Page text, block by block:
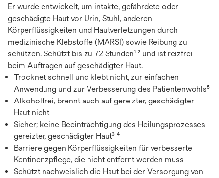
Er wurde entwickelt, um intakte, gefährdete oder
geschädigte Haut vor Urin, Stuhl, anderen
Körperflüssigkeiten und Hautverletzungen durch
medizinische Klebstoffe (MARSI) sowie Reibung zu
schützen. Schützt bis zu 72 Stunden¹ ² und ist reizfrei
beim Auftragen auf geschädigter Haut.
Trocknet schnell und klebt nicht, zur einfachen
Anwendung und zur Verbesserung des Patientenwohls⁵
Alkoholfrei, brennt auch auf gereizter, geschädigter
Haut nicht
Sicher; keine Beeinträchtigung des Heilungsprozesses
gereizter, geschädigter Haut³ ⁴
Barriere gegen Körperflüssigkeiten für verbesserte
Kontinenzpflege, die nicht entfernt werden muss
Schützt nachweislich die Haut bei der Versorgung von